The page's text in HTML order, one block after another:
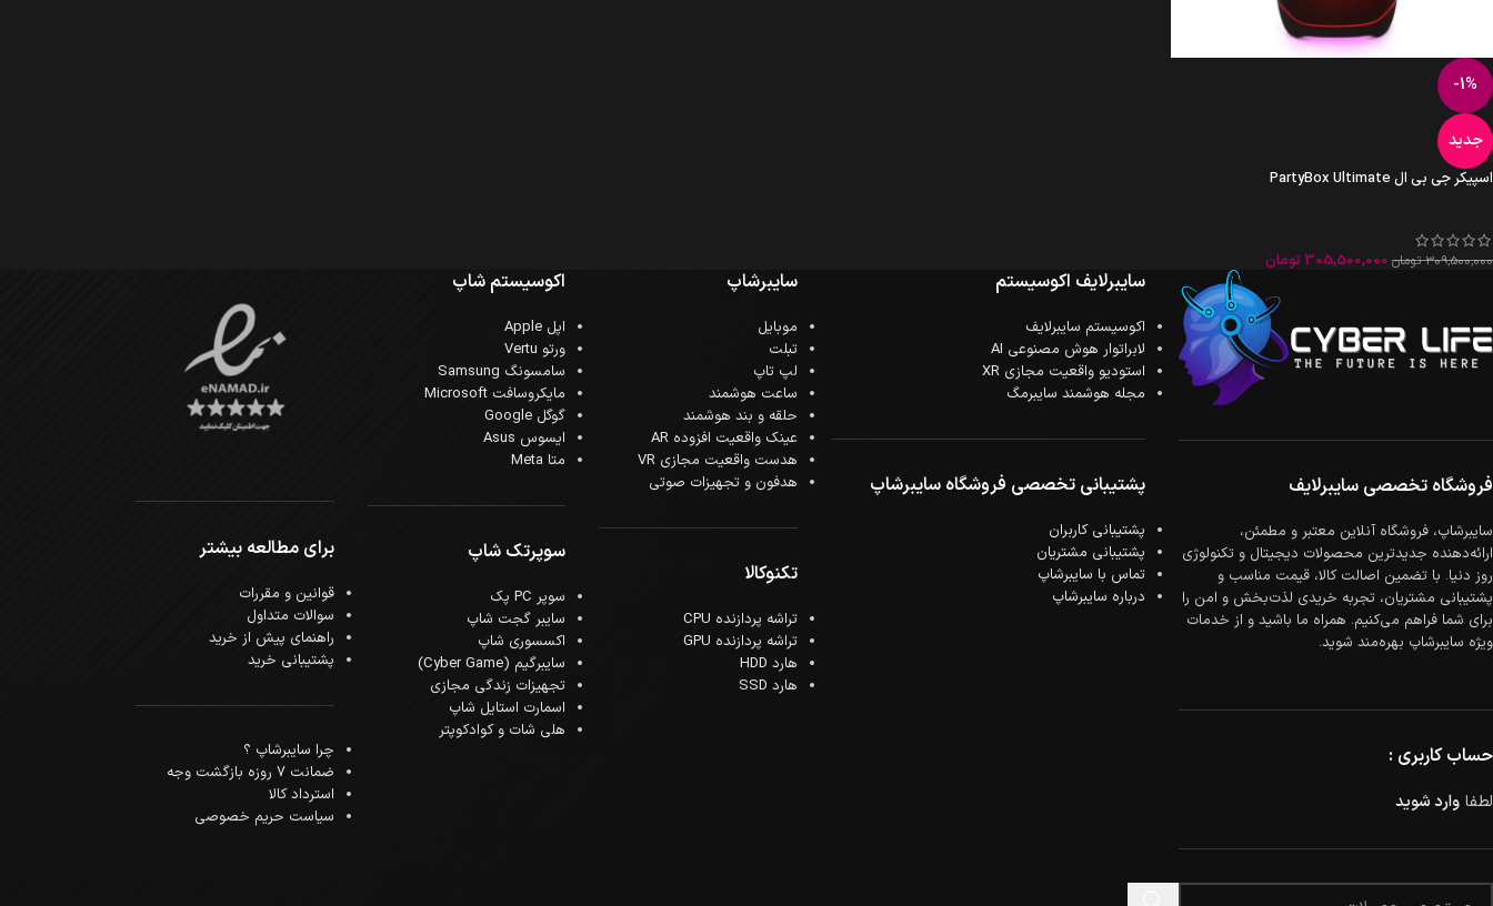
-1%
جدید
اسپیکر جی بی ال PartyBox Ultimate
309,500,000 تومان 305,500,000 تومان
فروشگاه تخصصی سایبرلایف
سایبرشاپ، فروشگاه آنلاین معتبر و مطمئن،
ارائه‌دهنده جدیدترین محصولات دیجیتال و تکنولوژی
روز دنیا. با تضمین اصالت کالا، قیمت مناسب و
پشتیبانی مشتریان، تجربه خریدی لذت‌بخش و امن را
برای شما فراهم می‌کنیم. همراه ما باشید و از خدمات
ویژه سایبرشاپ بهره‌مند شوید.
حساب کاربری :
لطفا وارد شوید
سایبرلایف اکوسیستم
اکوسیستم سایبرلایف
لابراتوار هوش مصنوعی AI
استودیو واقعیت مجازی XR
مجله هوشمند سایبرمگ
پشتیبانی تخصصی فروشگاه سایبرشاپ
پشتیبانی کاربران
پشتیبانی مشتریان
تماس با سایبرشاپ
درباره سایبرشاپ
سایبرشاپ
موبایل
تبلت
لپ تاپ
ساعت هوشمند
حلقه و بند هوشمند
عینک واقعیت افزوده AR
هدست واقعیت مجازی VR
هدفون و تجهیزات صوتی
تکنوکالا
تراشه پردازنده CPU
تراشه پردازنده GPU
هارد HDD
هارد SSD
اکوسیستم شاپ
اپل Apple
ورتو Vertu
سامسونگ Samsung
مایکروسافت Microsoft
گوگل Google
ایسوس Asus
متا Meta
سوپرتک شاپ
سوپر PC پک
سایبر گجت شاپ
اکسسوری شاپ
سایبرگیم (Cyber Game)
تجهیزات زندگی مجازی
اسمارت استایل شاپ
هلی شات و کوادکوپتر
برای مطالعه بیشتر
قوانین و مقررات
سوالات متداول
راهنمای پیش از خرید
پشتیبانی خرید
چرا سایبرشاپ ؟
ضمانت 7 روزه بازگشت وجه
استرداد کالا
سیاست حریم خصوصی